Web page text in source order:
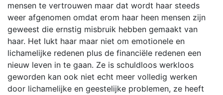
mensen te vertrouwen maar dat wordt haar steeds
weer afgenomen omdat erom haar heen mensen zijn
geweest die ernstig misbruik hebben gemaakt van
haar. Het lukt haar maar niet om emotionele en
lichamelijke redenen plus de financiële redenen een
nieuw leven in te gaan. Ze is schuldloos werkloos
geworden kan ook niet echt meer volledig werken
door lichamelijke en geestelijke problemen, ze heeft